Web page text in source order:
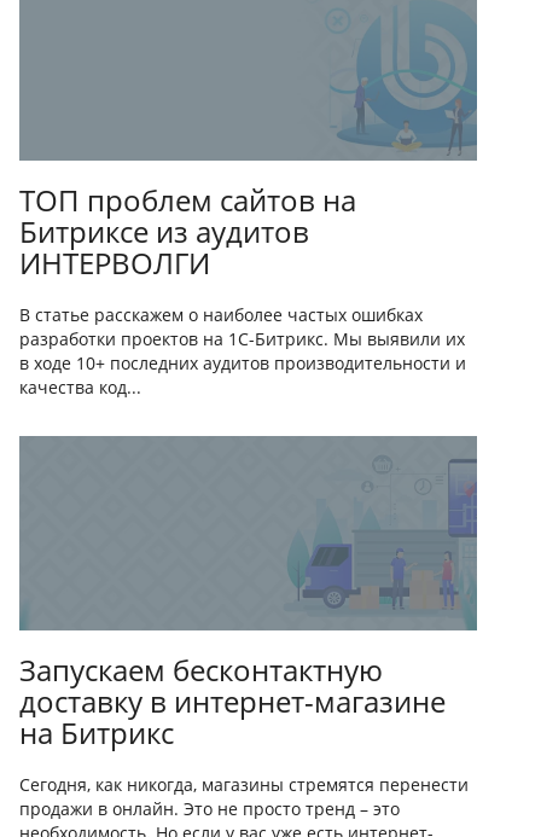
ТОП проблем сайтов на
Битриксе из аудитов
ИНТЕРВОЛГИ
В статье расскажем о наиболее частых ошибках
разработки проектов на 1С-Битрикс. Мы выявили их
в ходе 10+ последних аудитов производительности и
качества код...
Запускаем бесконтактную
доставку в интернет-магазине
на Битрикс
Сегодня, как никогда, магазины стремятся перенести
продажи в онлайн. Это не просто тренд – это